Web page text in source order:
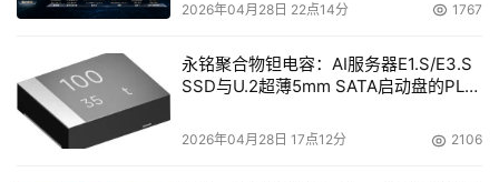
2026年04月28日 22点14分 1767
永铭聚合物钽电容：AI服务器E1.S/E3.S
SSD与U.2超薄5mm SATA启动盘的PLP
2026年04月28日 17点12分 2106